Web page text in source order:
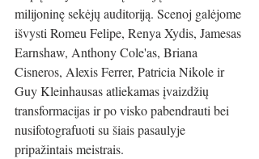
milijoninę sekėjų auditoriją. Scenoj galėjome
išvysti Romeu Felipe, Renya Xydis, Jamesas
Earnshaw, Anthony Cole'as, Briana
Cisneros, Alexis Ferrer, Patricia Nikole ir
Guy Kleinhausas atliekamas įvaizdžių
transformacijas ir po visko pabendrauti bei
nusifotografuoti su šiais pasaulyje
pripažintais meistrais.